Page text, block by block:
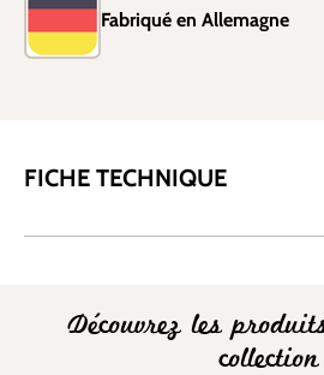
Fabriqué en Allemagne
FICHE TECHNIQUE
Découvrez les
collection